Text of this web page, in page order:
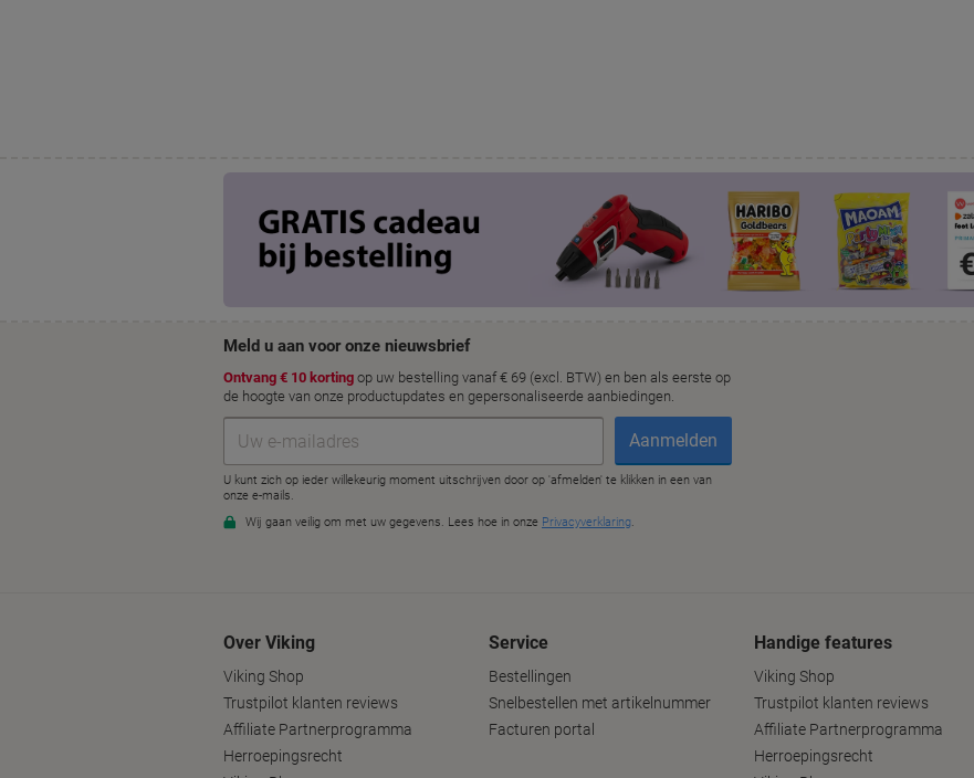
Over Viking
Viking Shop
Trustpilot klanten reviews
Affiliate Partnerprogramma
Herroepingsrecht
Service
Bestellingen
Snelbestellen met artikelnummer
Facturen portal
Handige features
Viking Shop
Trustpilot klanten reviews
Affiliate Partnerprogramma
Herroepingsrecht